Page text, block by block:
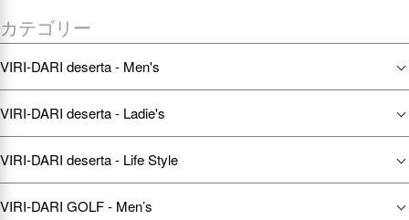
カテゴリー
VIRI-DARI deserta - Men's
VIRI-DARI deserta - Ladie's
VIRI-DARI deserta - Life Style
VIRI-DARI GOLF - Men’s